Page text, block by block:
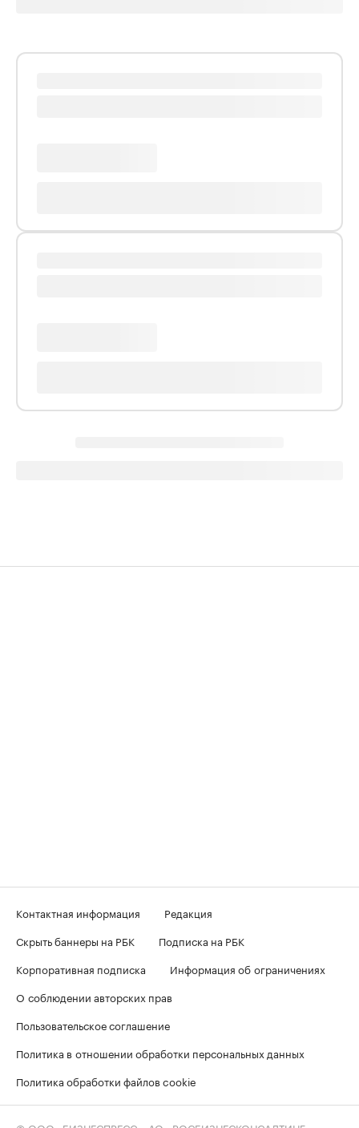
Контактная информация
Редакция
Скрыть баннеры на РБК
Подписка на РБК
Корпоративная подписка
Информация об ограничениях
О соблюдении авторских прав
Пользовательское соглашение
Политика в отношении обработки персональных данных
Политика обработки файлов cookie